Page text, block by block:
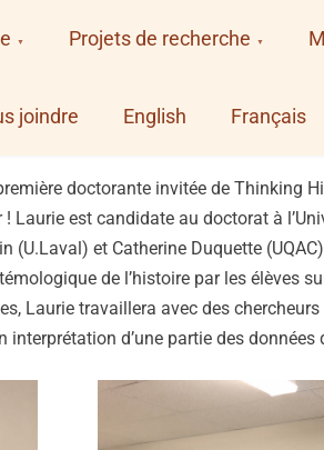
Projets de recherche
joindre English Français
doctorante invitée de Thinking
Laurie est candidate au doctorat à
(U.Laval) et Catherine Duquette
de l’histoire par les élèves
Laurie travaillera avec des
interprétation d’une partie des